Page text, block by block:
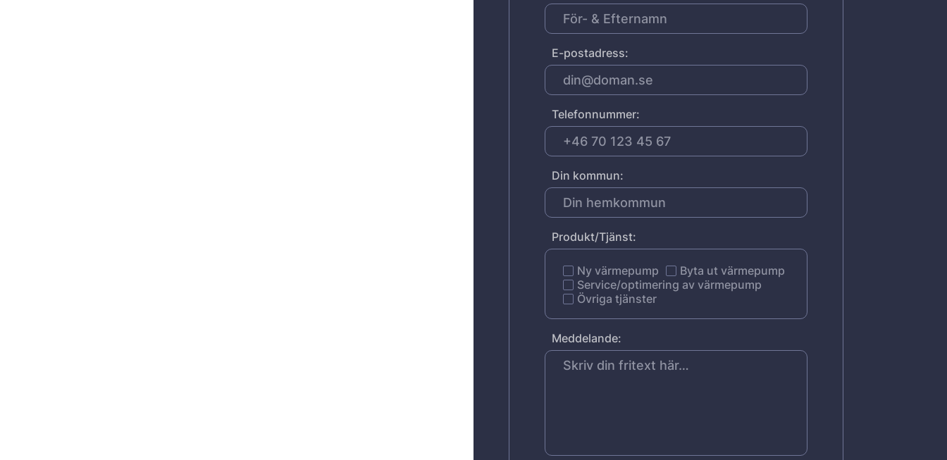
E-postadress:
Telefonnummer:
Din kommun:
Produkt/Tjänst:
Ny värmepump
Byta ut värmepump
Service/optimering av värmepump
Övriga tjänster
Meddelande: